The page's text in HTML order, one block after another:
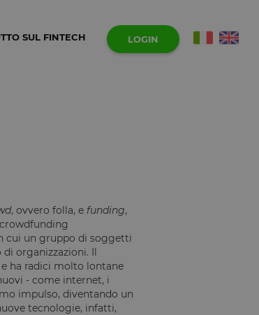
SUL FINTECH LOGIN
, ovvero folla, e funding,
cui un gruppo di soggetti
organizzazioni. Il
ha radici molto lontane
- come internet, i
impulso, diventando un
tecnologie, infatti,